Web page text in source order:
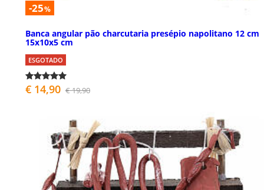
-25%
Banca angular pão charcutaria presépio napolitano 12 cm
15x10x5 cm
ESGOTADO
€ 14,90 € 19,90